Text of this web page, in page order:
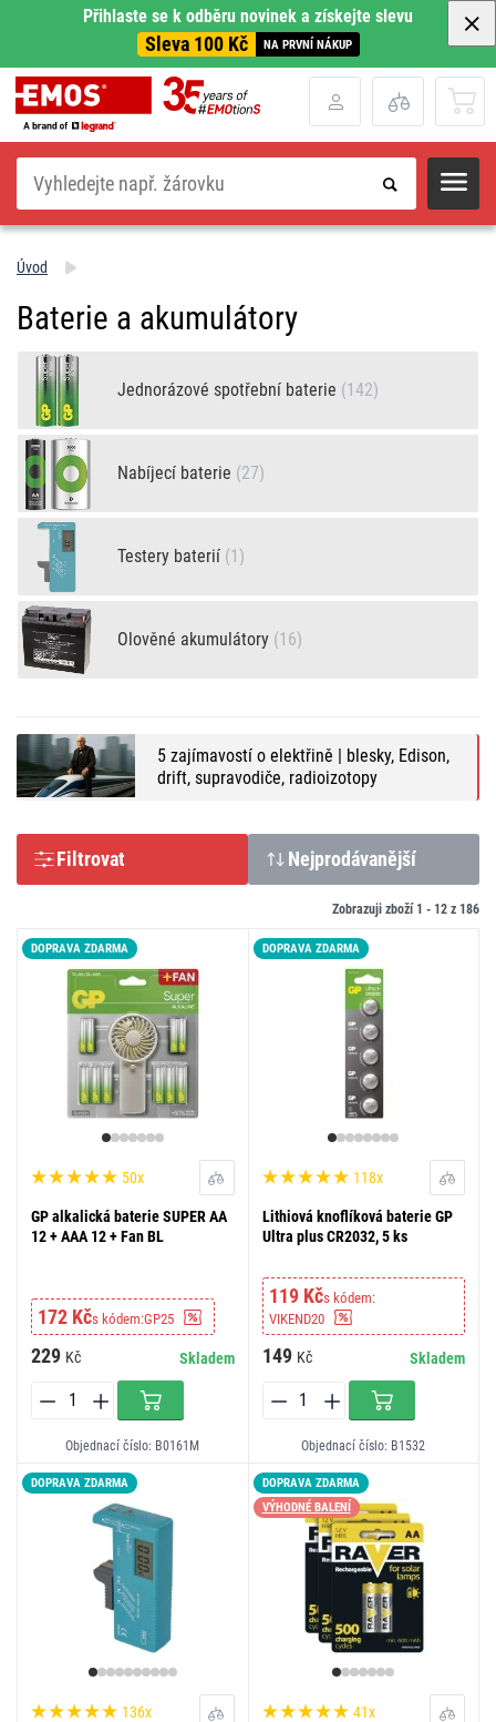
Přihlaste se k odběru novinek a získejte slevu
Sleva 100 Kč NA PRVNÍ NÁKUP
Hledat
Úvod
Baterie a akumulátory
Jednorázové spotřební baterie (142)
Nabíjecí baterie (27)
Testery baterií (1)
Olověné akumulátory (16)
5 zajímavostí o elektřině | blesky, Edison,
drift, supravodiče, radioizotopy
Filtrovat Nejprodávanější
Zobrazuji zboží 1 - 12 z 186
DOPRAVA ZDARMA
50x
GP alkalická baterie SUPER AA
12 + AAA 12 + Fan BL
172 Kčs kódem:GP25
229 Kč Skladem
Objednací číslo: B0161M
DOPRAVA ZDARMA
118x
Lithiová knoflíková baterie GP
Ultra plus CR2032, 5 ks
119 Kčs kódem:
VIKEND20
149 Kč Skladem
Objednací číslo: B1532
DOPRAVA ZDARMA
136x
DOPRAVA ZDARMA
VÝHODNÉ BALENÍ
41x